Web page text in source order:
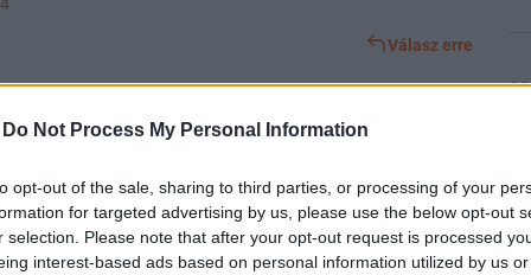
Do Not Process My Personal Information
opt-out of the sale, sharing to third parties, or processing of your
for targeted advertising by us, please use the below opt-out
selection. Please note that after your opt-out request is processed
interest-based ads based on personal information utilized by us
Válasz erre
átértékelési nyereséggel számolt eredetileg. De
a várakozásokat a Shopper
Válasz erre